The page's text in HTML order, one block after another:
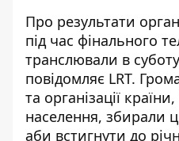
Про результати
під час фінального
транслювали в
повідомляє LRT.
та організації
населення, збирали
аби встигнути до